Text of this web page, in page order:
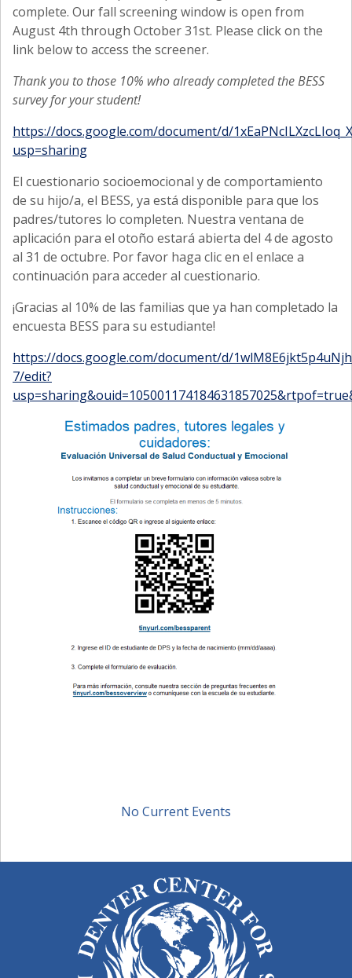
complete. Our fall screening window is open from
August 4th through October 31st. Please click on the
link below to access the screener.
Thank you to those 10% who already completed the BESS
survey for your student!
https://docs.google.com/document/d/
usp=sharing
El cuestionario socioemocional y de comportamiento
de su hijo/a, el BESS, ya está disponible para que los
padres/tutores lo completen. Nuestra ventana de
aplicación para el otoño estará abierta del 4 de agosto
al 31 de octubre. Por favor haga clic en el enlace a
continuación para acceder al cuestionario.
¡Gracias al 10% de las familias que ya han completado la
encuesta BESS para su estudiante!
https://docs.google.com/document/d/
7/edit?
No Current Events